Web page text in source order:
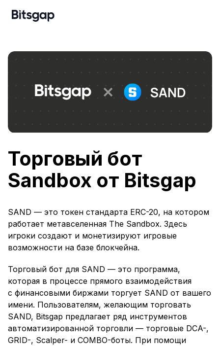
Торговый бот
Sandbox от Bitsgap
SAND — это токен стандарта ERC-20, на котором
работает метавселенная The Sandbox. Здесь
игроки создают и монетизируют игровые
возможности на базе блокчейна.
Торговый бот для SAND — это программа,
которая в процессе прямого взаимодействия
с финансовыми биржами торгует SAND от вашего
имени. Пользователям, желающим торговать
SAND, Bitsgap предлагает ряд инструментов
автоматизированной торговли — торговые DCA-,
GRID-, Scalper- и COMBO-боты. При помощи